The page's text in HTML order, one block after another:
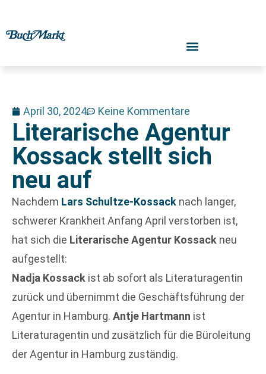
April 30, 2024 Keine Kommentare
Literarische Agentur
Kossack stellt sich
neu auf
Nachdem Lars Schultze-Kossack nach langer,
schwerer Krankheit Anfang April verstorben ist,
hat sich die Literarische Agentur Kossack neu
aufgestellt:
Nadja Kossack ist ab sofort als Literaturagentin
zurück und übernimmt die Geschäftsführung der
Agentur in Hamburg. Antje Hartmann ist
Literaturagentin und zusätzlich für die Büroleitung
der Agentur in Hamburg zuständig.